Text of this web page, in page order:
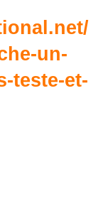
un-
teste-et-